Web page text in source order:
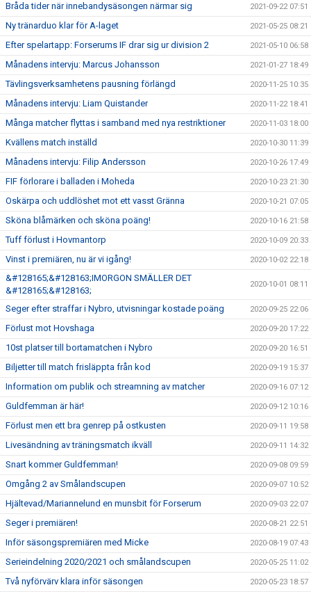
Bråda tider när innebandysäsongen närmar sig 2021-09-22 07:51
Ny tränarduo klar för A-laget 2021-05-25 08:21
Efter spelartapp: Forserums IF drar sig ur division 2 2021-05-10 06:58
Månadens intervju: Marcus Johansson 2021-01-27 18:49
Tävlingsverksamhetens pausning förlängd 2020-11-25 10:35
Månadens intervju: Liam Quistander 2020-11-22 18:41
Många matcher flyttas i samband med nya restriktioner 2020-11-03 18:00
Kvällens match inställd 2020-10-30 11:39
Månadens intervju: Filip Andersson 2020-10-26 17:49
FIF förlorare i balladen i Moheda 2020-10-23 21:30
Oskärpa och uddlöshet mot ett vasst Gränna 2020-10-21 07:05
Sköna blåmärken och sköna poäng! 2020-10-16 21:58
Tuff förlust i Hovmantorp 2020-10-09 20:33
Vinst i premiären, nu är vi igång! 2020-10-02 22:18
&#128165;&#128163;IMORGON SMÄLLER DET
&#128165;&#128163;
2020-10-01 08:11
Seger efter straffar i Nybro, utvisningar kostade poäng 2020-09-25 22:06
Förlust mot Hovshaga 2020-09-20 17:22
10st platser till bortamatchen i Nybro 2020-09-20 16:51
Biljetter till match frisläppta från kod 2020-09-19 15:37
Information om publik och streamning av matcher 2020-09-16 07:12
Guldfemman är här! 2020-09-12 10:16
Förlust men ett bra genrep på ostkusten 2020-09-11 19:58
Livesändning av träningsmatch ikväll 2020-09-11 14:32
Snart kommer Guldfemman! 2020-09-08 09:59
Omgång 2 av Smålandscupen 2020-09-07 10:52
Hjältevad/Mariannelund en munsbit för Forserum 2020-09-03 22:07
Seger i premiären! 2020-08-21 22:51
Inför säsongspremiären med Micke 2020-08-19 07:43
Serieindelning 2020/2021 och smålandscupen 2020-05-25 11:02
Två nyförvärv klara inför säsongen 2020-05-23 18:57